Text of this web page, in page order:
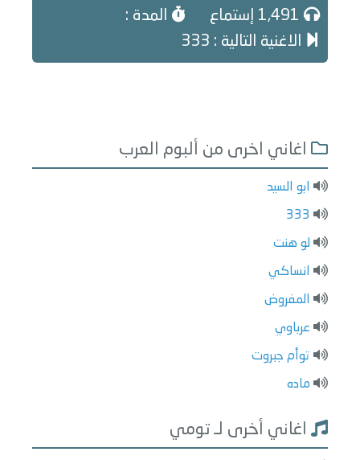
المدة :
الاغنية التالية : 333
اغاني اخرى من ألبوم العرب
ابو السيد
333
لو ھنت
انساكي
المفروض
عرباوي
توأم جبروت
ماده
اغاني أخرى لـ تومي